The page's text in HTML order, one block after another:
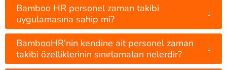
Bamboo HR personel zaman takibi
uygulamasına sahip mi?
↓
BambooHR'nin kendine ait personel zaman
takibi özelliklerinin sınırlamaları nelerdir?
↓